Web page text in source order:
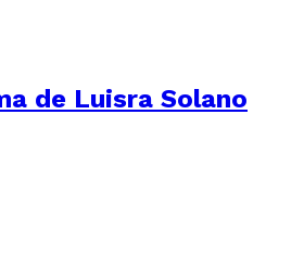
de Luisra Solano